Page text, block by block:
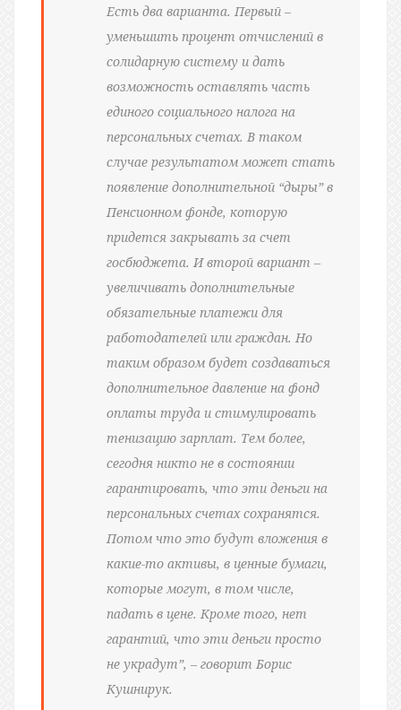
Есть два варианта. Первый –
уменьшить процент отчислений в
солидарную систему и дать
возможность оставлять часть
единого социального налога на
персональных счетах. В таком
случае результатом может стать
появление дополнительной “дыры” в
Пенсионном фонде, которую
придется закрывать за счет
госбюджета. И второй вариант –
увеличивать дополнительные
обязательные платежи для
работодателей или граждан. Но
таким образом будет создаваться
дополнительное давление на фонд
оплаты труда и стимулировать
тенизацию зарплат. Тем более,
сегодня никто не в состоянии
гарантировать, что эти деньги на
персональных счетах сохранятся.
Потом что это будут вложения в
какие-то активы, в ценные бумаги,
которые могут, в том числе,
падать в цене. Кроме того, нет
гарантий, что эти деньги просто
не украдут”, – говорит Борис
Кушнирук.